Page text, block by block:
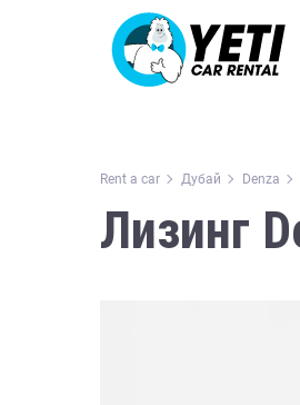
Rent a car Дубай Denza
Лизинг